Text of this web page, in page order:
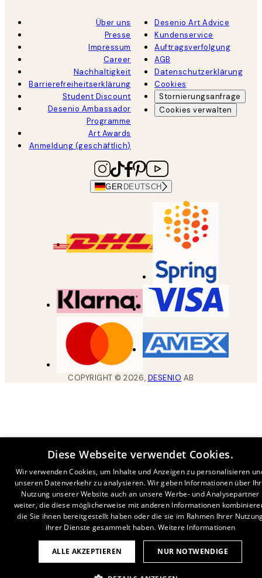
Über uns
Presse
Impressum
Career
Nachhaltigkeit
Barrierefreiheitserklärung
Student Discount
Desenio Ambassador
Programme
Art Awards
Anmeldung (geschäftlich)
Desenio Art Advice
Kundenservice
Auftragsverfolgung
AGB
Datenschutzerklärung
Cookies
Stornierungsanfrage
Cookies verwalten
GER DEUTSCH
COPYRIGHT ©2026, DESENIO AB
Diese Webseite verwendet Cookies.
Wir verwenden Cookies, um Inhalte und Anzeigen zu personalisieren
unseren Datenverkehr zu analysieren. Wir geben Informationen über
Nutzung unserer Website auch an unsere Werbe- und Analysepartner
weiter, die diese möglicherweise mit anderen Informationen
die Sie ihnen bereitgestellt haben oder die sie im Rahmen Ihrer
ihrer Dienste gesammelt haben. Weitere Informationen
ALLE AKZEPTIEREN NUR NOTWENDIGE